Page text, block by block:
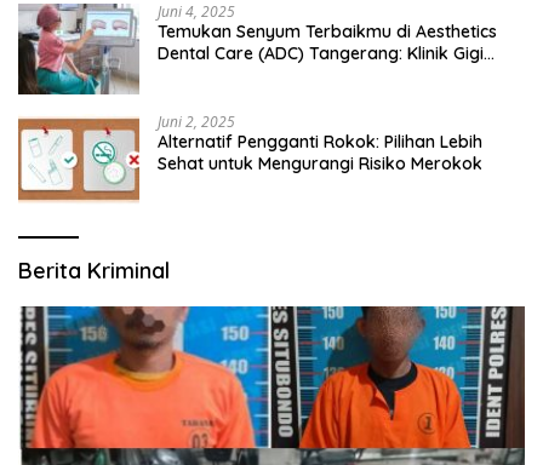
Juni 4, 2025
Temukan Senyum Terbaikmu di Aesthetics
Dental Care (ADC) Tangerang: Klinik Gigi
Juni 2, 2025
Alternatif Pengganti Rokok: Pilihan Lebih
Sehat untuk Mengurangi Risiko Merokok
Berita Kriminal